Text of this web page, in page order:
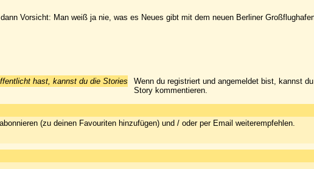
Vorsicht: Man weiß ja nie, was es Neues gibt mit dem neuen Berliner
hast, kannst du die Stories
Wenn du registriert und angemeldet bist, kannst
Story kommentieren.
(zu deinen Favouriten hinzufügen) und / oder per Email weiterempfehlen.